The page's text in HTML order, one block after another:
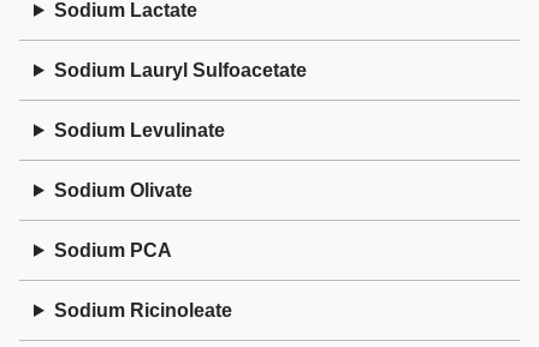
Sodium Lactate
Sodium Lauryl Sulfoacetate
Sodium Levulinate
Sodium Olivate
Sodium PCA
Sodium Ricinoleate